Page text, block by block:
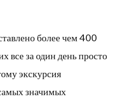
более чем 400
все за один день просто
экскурсия
значимых